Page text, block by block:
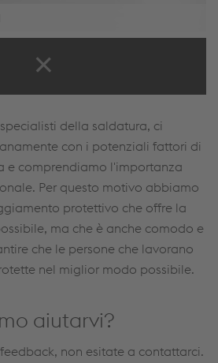
della saldatura, ci
con i potenziali fattori di
e comprendiamo l'importanza
Per questo motivo abbiamo
protettivo che offre la
ma che è anche comodo e
che le persone che lavorano
nel miglior modo possibile.
aiutarvi?
non esitate a contattarci.